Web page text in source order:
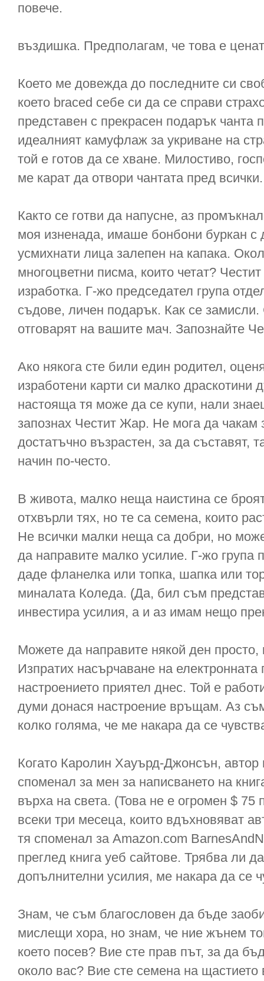
повече.
въздишка. Предполагам, че това е
Което ме довежда до последните си
което braced себе си да се справи
представен с прекрасен подарък чанта
идеалният камуфлаж за укриване на
той е готов да се хване. Милостиво,
ме карат да отвори чантата пред всички.
Както се готви да напусне, аз
моя изненада, имаше бонбони буркан с
усмихнати лица залепен на капака.
многоцветни писма, които четат?
изработка. Г-жо председател група
съдове, личен подарък. Как се
отговарят на вашите мач. Запознайте
Ако някога сте били един родител,
изработени карти си малко драскотини
настояща тя може да се купи, нали
запознах Честит Жар. Не мога да
достатъчно възрастен, за да съставят,
начин по-често.
В живота, малко неща наистина се
отхвърли тях, но те са семена, които
Не всички малки неща са добри, но
да направите малко усилие. Г-жо група
даде фланелка или топка, шапка или
миналата Коледа. (Да, бил съм
инвестира усилия, а и аз имам нещо
Можете да направите някой ден
Изпратих насърчаване на
настроението приятел днес. Той е
думи донася настроение връщам. Аз
колко голяма, че ме накара да се
Когато Каролин Хауърд-Джонсън, автор
споменал за мен за написването на
върха на света. (Това не е огромен $ 75
всеки три месеца, които вдъхновяват
тя споменал за Amazon.com
преглед книга уеб сайтове. Трябва ли
допълнителни усилия, ме накара да се
Знам, че съм благословен да бъде
мислещи хора, но знам, че ние жънем
което посев? Вие сте прав път, за да
около вас? Вие сте семена на щастието